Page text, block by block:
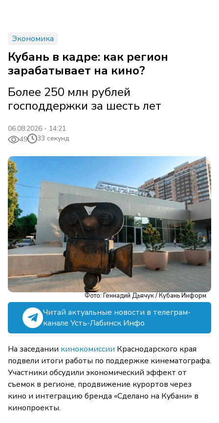
Экономика
Кубань в кадре: как регион
зарабатывает на кино?
Более 250 млн рублей
господдержки за шесть лет
06.08.2026 - 14:21
49
33 секунд
Фото: Геннадий Дьячук / Кубань Информ
Читай актуальные новости в телеграм-
канале Усть-Лабинск Инфо
На заседании кинокомиссии Краснодарского края
подвели итоги работы по поддержке кинематографа.
Участники обсудили экономический эффект от
съемок в регионе, продвижение курортов через
кино и интеграцию бренда «Сделано на Кубани» в
кинопроекты.